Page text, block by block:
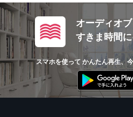
オーディオ
すきま時間
スマホを使って かんたん再生、